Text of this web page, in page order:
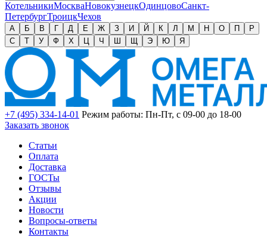
КотельникиМоскваНовокузнецкОдинцовоСанкт-
ПетербургТроицкЧехов
А Б В Г Д Е Ж З И Й К Л М Н О П
Р
С
Т У Ф Х Ц Ч Ш Щ Э Ю Я
+7 (495) 334-14-01 Режим работы: Пн-Пт, с 09-00 до 18-00
Заказать звонок
Статьи
Оплата
Доставка
ГОСТы
Отзывы
Акции
Новости
Вопросы-ответы
Контакты